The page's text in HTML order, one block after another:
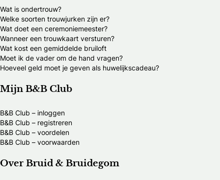
Wat is ondertrouw?
Welke soorten trouwjurken zijn er?
Wat doet een ceremoniemeester?
Wanneer een trouwkaart versturen?
Wat kost een gemiddelde bruiloft
Moet ik de vader om de hand vragen?
Hoeveel geld moet je geven als huwelijkscadeau?
Mijn B&B Club
B&B Club – inloggen
B&B Club – registreren
B&B Club – voordelen
B&B Club – voorwaarden
Over Bruid & Bruidegom